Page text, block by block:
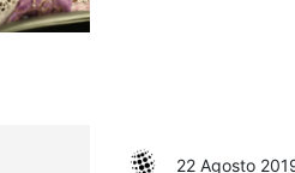
22 Agosto